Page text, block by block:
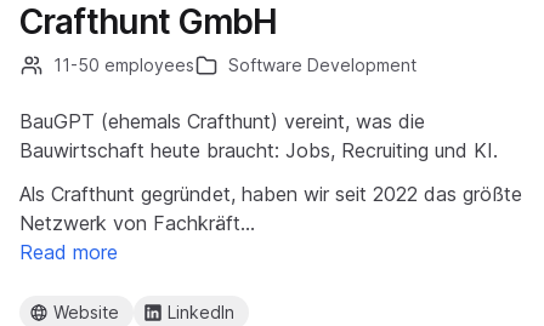
Crafthunt GmbH
11-50 employees Software Development
BauGPT (ehemals Crafthunt) vereint, was die
Bauwirtschaft heute braucht: Jobs, Recruiting und KI.
Als Crafthunt gegründet, haben wir seit 2022 das größte
Netzwerk von Fachkräft…
Read more
Website LinkedIn